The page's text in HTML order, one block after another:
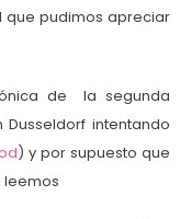
que pudimos apreciar
de la segunda
intentando
) y por supuesto que
leemos